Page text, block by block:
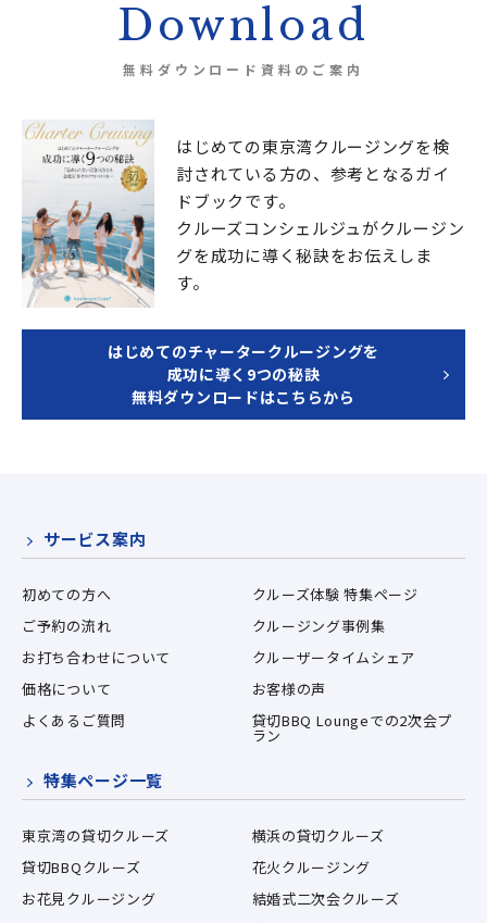
Download
無料ダウンロード資料のご案内
はじめての東京湾クルージングを検
討されている方の、 参考となるガイ
ドブックです。
クルーズコンシェルジュがクルージン
グを成功に導く秘訣をお伝えしま
す。
はじめてのチャータークルージングを
成功に導く9つの秘訣
無料ダウンロードはこちらから
サービス案内
初めての方へ
クルーズ体験 特集ページ
ご予約の流れ
クルージング事例集
お打ち合わせについて
クルーザータイムシェア
価格について
お客様の声
よくあるご質問
貸切BBQ Loungeでの2次会プ
ラン
特集ページ一覧
東京湾の貸切クルーズ
横浜の貸切クルーズ
貸切BBQクルーズ
花火クルージング
お花見クルージング
結婚式二次会クルーズ